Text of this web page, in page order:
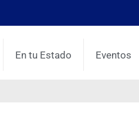
En tu Estado Eventos